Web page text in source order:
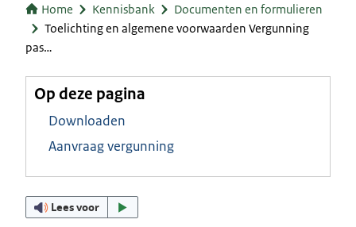
Home Kennisbank
Documenten en formulieren
Toelichting en algemene voorwaarden Vergunning
pas…
Op deze pagina
Downloaden
Aanvraag vergunning
Lees voor